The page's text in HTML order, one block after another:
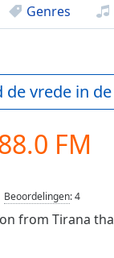
Genres
de vrede in
FM
Beoordelingen:4
from Tirana